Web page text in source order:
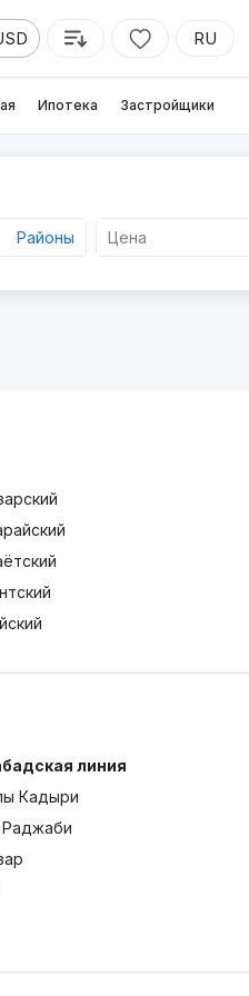
RU
Ипотека Застройщики
Районы Цена
линия
Кадыри